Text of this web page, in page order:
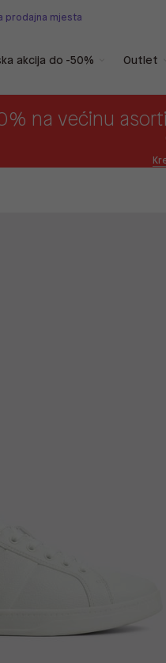
prodajna mjesta
akcija do -50% Outlet
na većinu